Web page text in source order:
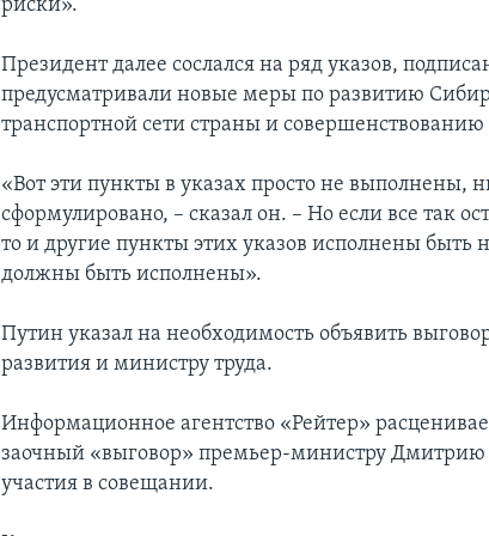
риски».
Президент далее сослался на ряд указов,
предусматривали новые меры по развитию
транспортной сети страны и
«Вот эти пункты в указах просто не выполнены,
сформулировано, – сказал он. – Но если все так
то и другие пункты этих указов исполнены быть
должны быть исполнены».
Путин указал на необходимость объявить
развития и министру труда.
Информационное агентство «Рейтер»
заочный «выговор» премьер-министру Дмитрию
участия в совещании.